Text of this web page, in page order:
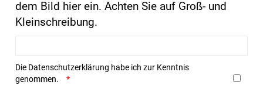
dem Bild hier ein. Achten Sie auf Groß- und
Kleinschreibung.
Die Datenschutzerklärung habe ich zur Kenntnis
genommen.